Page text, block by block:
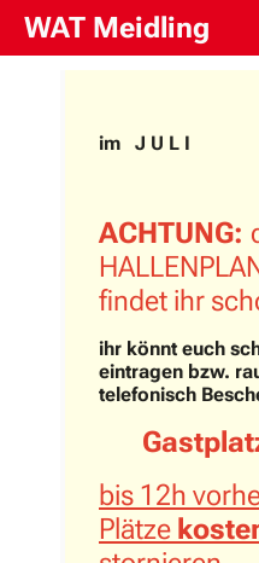
WAT Meidling
im J U L I
ACHTUNG:
findet ihr
ihr könnt euch
eintragen bzw.
telefonisch
bis 12h
Plätze